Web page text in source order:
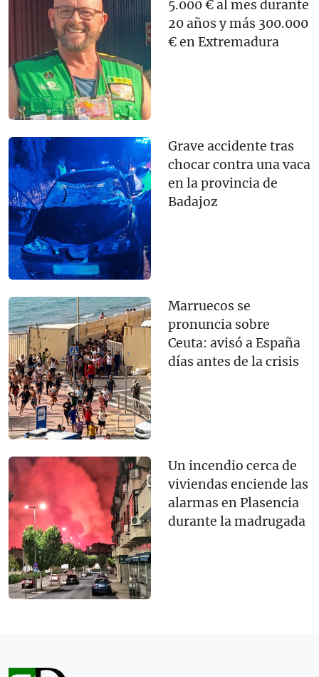
5.000 € al mes durante
20 años y más 300.000
€ en Extremadura
Grave accidente tras
chocar contra una vaca
en la provincia de
Badajoz
Marruecos se
pronuncia sobre
Ceuta: avisó a España
días antes de la crisis
Un incendio cerca de
viviendas enciende las
alarmas en Plasencia
durante la madrugada